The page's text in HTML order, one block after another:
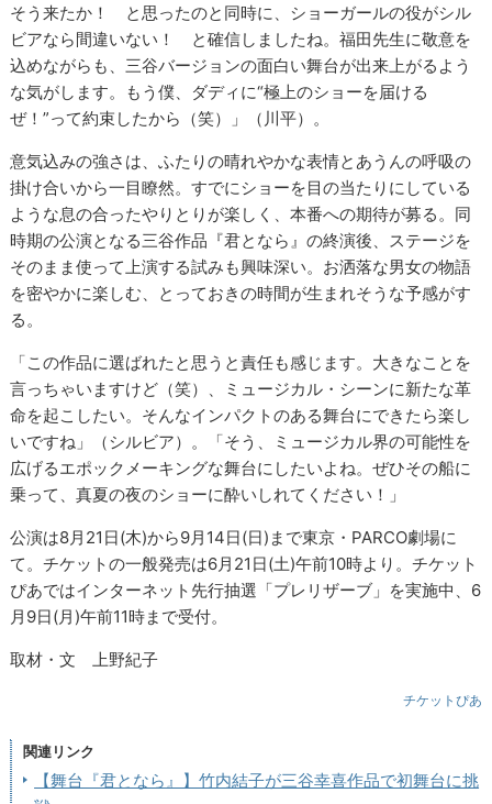
そう来たか！ と思ったのと同時に、ショーガールの役がシル
ビアなら間違いない！ と確信しましたね。福田先生に敬意を
込めながらも、三谷バージョンの面白い舞台が出来上がるよう
な気がします。もう僕、ダディに“極上のショーを届ける
ぜ！”って約束したから（笑）」（川平）。
意気込みの強さは、ふたりの晴れやかな表情とあうんの呼吸の
掛け合いから一目瞭然。すでにショーを目の当たりにしている
ような息の合ったやりとりが楽しく、本番への期待が募る。同
時期の公演となる三谷作品『君となら』の終演後、ステージを
そのまま使って上演する試みも興味深い。お洒落な男女の物語
を密やかに楽しむ、とっておきの時間が生まれそうな予感がす
る。
「この作品に選ばれたと思うと責任も感じます。大きなことを
言っちゃいますけど（笑）、ミュージカル・シーンに新たな革
命を起こしたい。そんなインパクトのある舞台にできたら楽し
いですね」（シルビア）。「そう、ミュージカル界の可能性を
広げるエポックメーキングな舞台にしたいよね。ぜひその船に
乗って、真夏の夜のショーに酔いしれてください！」
公演は8月21日(木)から9月14日(日)まで東京・PARCO劇場に
て。チケットの一般発売は6月21日(土)午前10時より。チケット
ぴあではインターネット先行抽選「プレリザーブ」を実施中、6
月9日(月)午前11時まで受付。
取材・文 上野紀子
チケットぴあ
関連リンク
【舞台『君となら』】竹内結子が三谷幸喜作品で初舞台に挑